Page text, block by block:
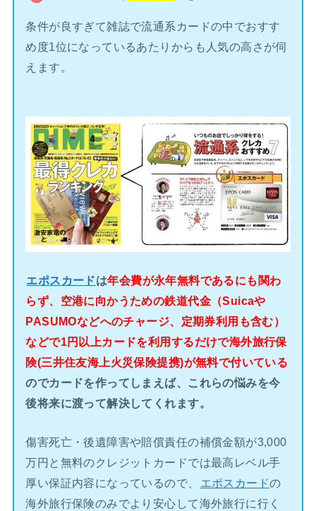
条件が良すぎて雑誌で流通系カードの中でおすす
め度1位になっているあたりからも人気の高さが伺
えます。
エポスカードは年会費が永年無料であるにも関わ
らず、空港に向かうための鉄道代金（Suicaや
PASUMOなどへのチャージ、定期券利用も含む）
などで1円以上カードを利用するだけで海外旅行保
険(三井住友海上火災保険提携)が無料で付いている
のでカードを作ってしまえば、これらの悩みを今
後将来に渡って解決してくれます。
傷害死亡・後遺障害や賠償責任の補償金額が3,000
万円と無料のクレジットカードでは最高レベル手
厚い保証内容になっているので、
エポスカードの
海外旅行保険のみでより安心して海外旅行に行く